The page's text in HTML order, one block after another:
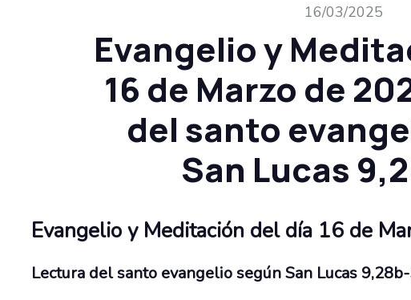
16/03/2025
Evangelio y
16 de Marzo de
del santo
San Lucas
Evangelio y Meditación del día 16 de
Lectura del santo evangelio según San Lucas